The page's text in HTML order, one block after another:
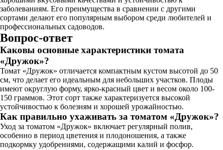
заболеваниям. Его преимущества в сравнении с другими
сортами делают его популярным выбором среди любителей и
профессиональных садоводов.
Вопрос-ответ
Каковы основные характеристики томата
«Дружок»?
Томат «Дружок» отличается компактным кустом высотой до 50
см, что делает его идеальным для небольших участков. Плоды
имеют округлую форму, ярко-красный цвет и весом около 100-
150 граммов. Этот сорт также характеризуется высокой
устойчивостью к болезням и хорошей урожайностью.
Как правильно ухаживать за томатом «Дружок»?
Уход за томатом «Дружок» включает регулярный полив,
особенно в период цветения и плодоношения, а также
подкормку удобрениями, содержащими калий и фосфор.